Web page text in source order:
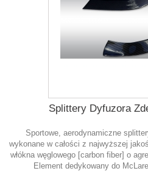
Splittery Dyfuzora
Sportowe, aerodynamiczne
wykonane w całości z najwyższej
włókna węglowego [carbon fiber] o
Element dedykowany do